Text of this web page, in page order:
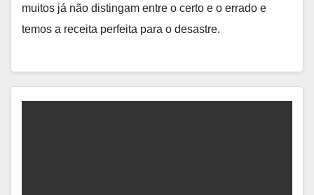
muitos já não distingam entre o certo e o errado e
temos a receita perfeita para o desastre.